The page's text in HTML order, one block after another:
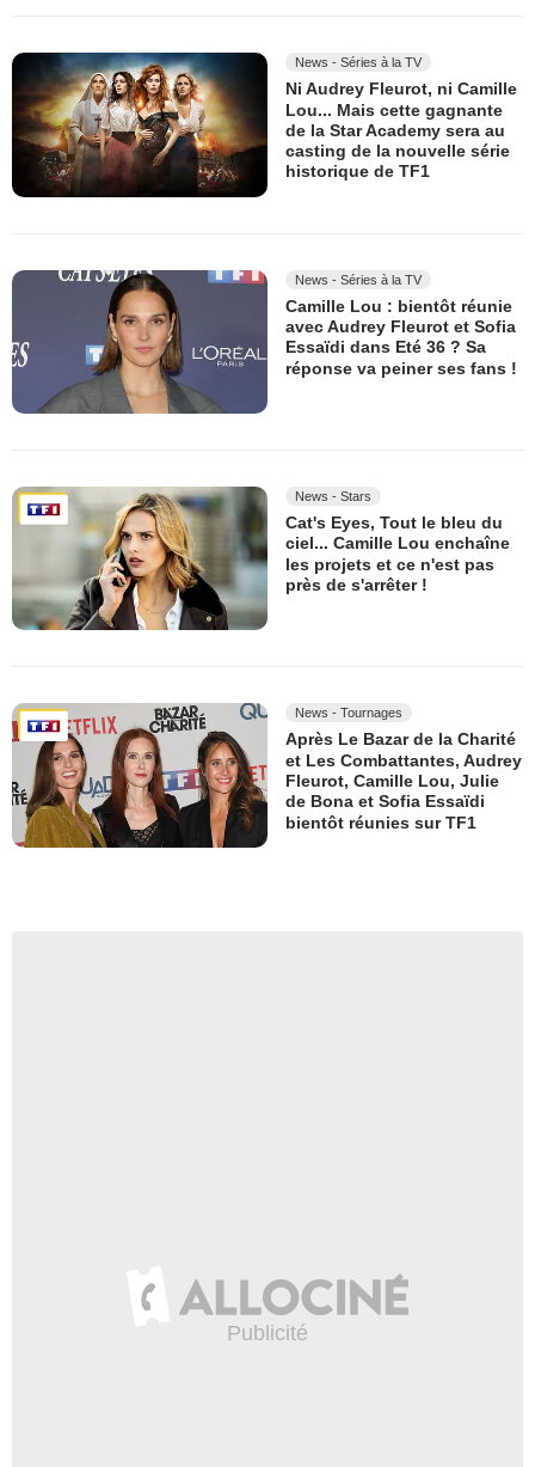
News - Séries à la TV
Ni Audrey Fleurot, ni Camille
Lou... Mais cette gagnante
de la Star Academy sera au
casting de la nouvelle série
historique de TF1
News - Séries à la TV
Camille Lou : bientôt réunie
avec Audrey Fleurot et Sofia
Essaïdi dans Eté 36 ? Sa
réponse va peiner ses fans !
News - Stars
Cat's Eyes, Tout le bleu du
ciel... Camille Lou enchaîne
les projets et ce n'est pas
près de s'arrêter !
News - Tournages
Après Le Bazar de la Charité
et Les Combattantes, Audrey
Fleurot, Camille Lou, Julie
de Bona et Sofia Essaïdi
bientôt réunies sur TF1